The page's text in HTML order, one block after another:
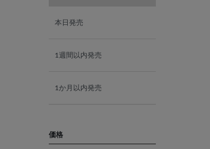
K18ピンクゴールド
本日発売
1週間以内発売
1か月以内発売
価格